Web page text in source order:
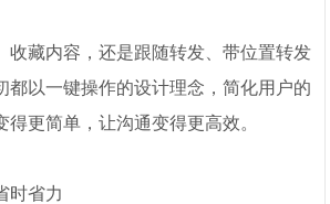
收藏内容，还是跟随转发、带位置转发
都以一键操作的设计理念，简化用户的
得更简单，让沟通变得更高效。
时省力